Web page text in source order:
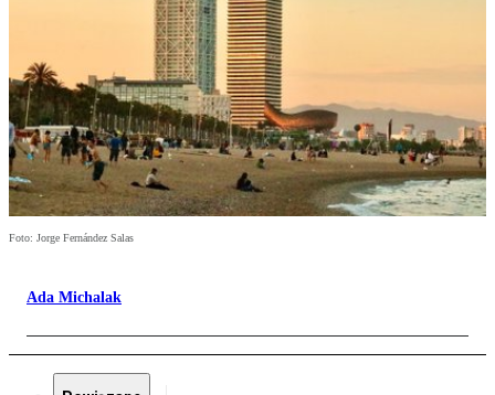
Foto: Jorge Fernández Salas
Ada Michalak